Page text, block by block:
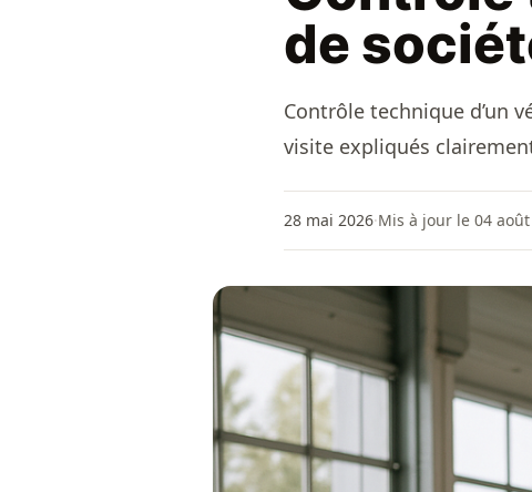
de
Contrôle technique d’un
visite expliqués
28 mai 2026·Mis à jour le 04